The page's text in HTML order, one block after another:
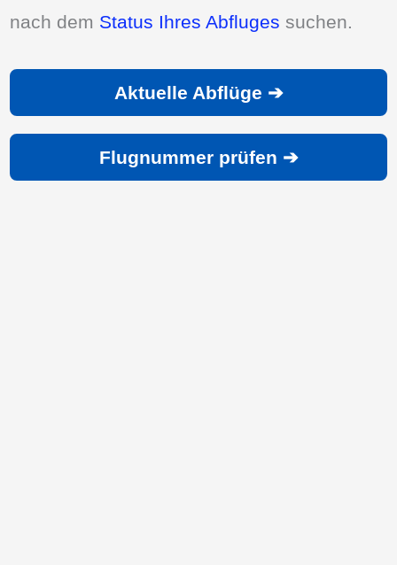
nach dem Status Ihres Abfluges suchen.
Aktuelle Abflüge ➔
Flugnummer prüfen ➔